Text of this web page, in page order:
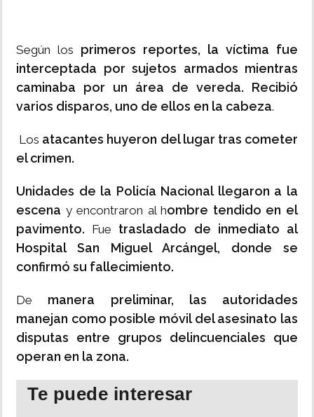
Según los primeros reportes, la víctima fue
interceptada por sujetos armados mientras
caminaba por un área de vereda.
Recibió
varios disparos, uno de ellos en la cabeza.
Los atacantes huyeron del lugar tras cometer
el crimen.
Unidades de la Policía Nacional llegaron a la
escena y encontraron al hombre tendido en el
pavimento. Fue trasladado de inmediato al
Hospital San Miguel Arcángel, donde se
confirmó su fallecimiento.
De manera preliminar, las autoridades
manejan como posible móvil del asesinato las
disputas entre grupos delincuenciales que
operan en la zona.
Te puede interesar